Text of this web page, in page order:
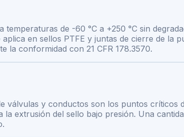
temperaturas de -60 °C a +250 °C sin
en sellos PTFE y juntas de cierre de la
la conformidad con 21 CFR 178.3570.
válvulas y conductos son los puntos críticos
extrusión del sello bajo presión. Una